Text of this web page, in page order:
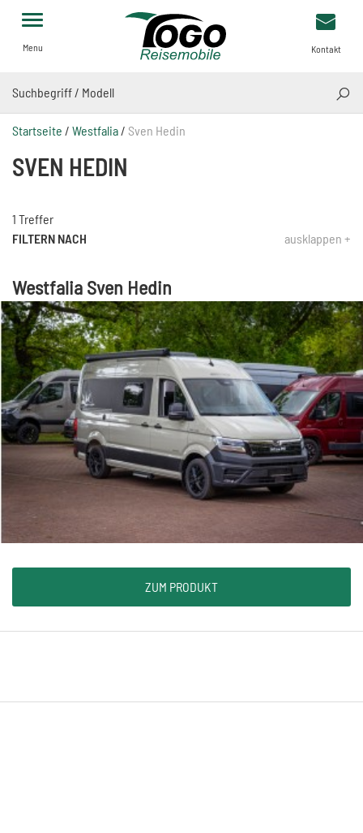
Menu Kontakt
Startseite / Westfalia/ Sven Hedin
SVEN HEDIN
FILTERN NACH ausklappen +
1 Treffer
Westfalia Sven Hedin
ZUM PRODUKT